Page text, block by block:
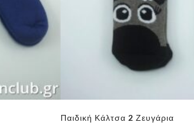
Παιδική Κάλτσα 2 Ζευγάρια